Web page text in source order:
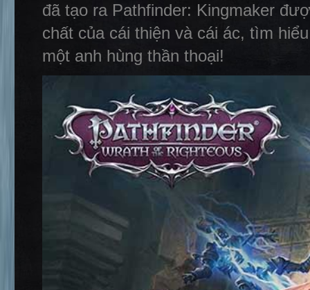
đã tạo ra Pathfinder: Kingmaker
chất của cái thiện và cái ác, tìm
một anh hùng thần thoại!